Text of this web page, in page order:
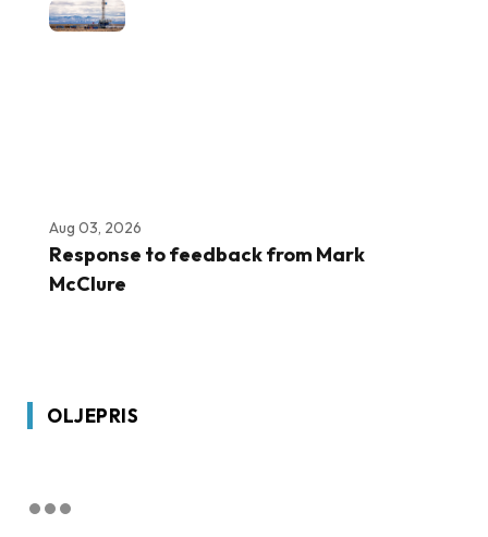
Aug 03, 2026
Response to feedback from Mark
McClure
OLJEPRIS